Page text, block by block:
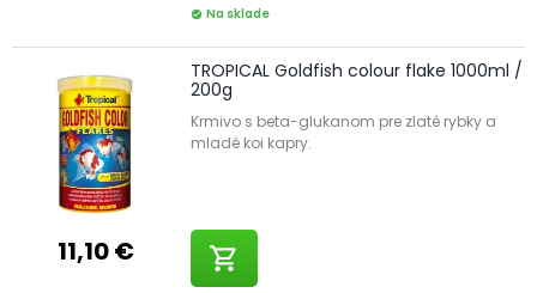
check_circle Na sklade
11,10 €
TROPICAL Goldfish colour flake 1000ml /
200g
Krmivo s beta-glukanom pre zlaté rybky a
mladé koi kapry.
shopping_cart